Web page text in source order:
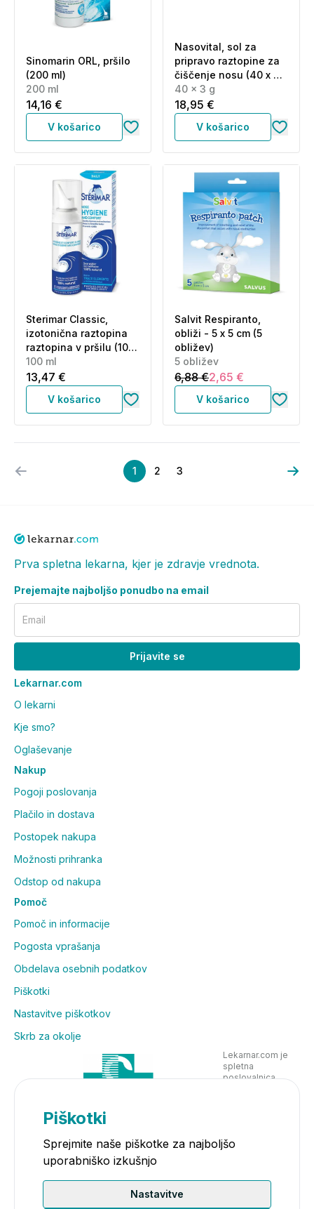
Sinomarin ORL, pršilo
(200 ml)
200 ml
14,16 €
V košarico
Nasovital, sol za
pripravo raztopine za
čiščenje nosu (40 x 3
g)
40 x 3 g
18,95 €
V košarico
Sterimar Classic,
izotonična raztopina
raztopina v pršilu (100
ml)
100 ml
13,47 €
V košarico
Salvit Respiranto,
obliži - 5 x 5 cm (5
obližev)
5 obližev
6,88 €2,65 €
V košarico
1 2 3
Prva spletna lekarna, kjer je zdravje vrednota.
Prejemajte najboljšo ponudbo na email
Email
Prijavite se
Lekarnar.com
O lekarni
Kje smo?
Oglaševanje
Nakup
Pogoji poslovanja
Plačilo in dostava
Postopek nakupa
Možnosti prihranka
Odstop od nakupa
Pomoč
Pomoč in informacije
Pogosta vprašanja
Obdelava osebnih podatkov
Piškotki
Nastavitve piškotkov
Skrb za okolje
Lekarnar.com je
spletna
poslovalnica
Piškotki
Sprejmite naše piškotke za najboljšo
uporabniško izkušnjo
Nastavitve